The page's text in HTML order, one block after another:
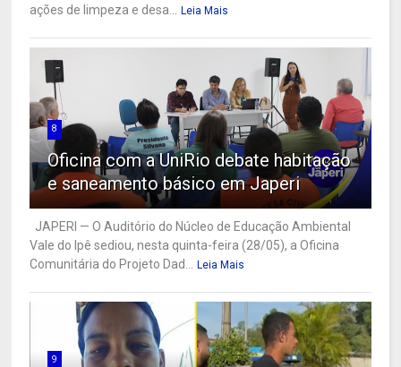
ações de limpeza e desa... Leia Mais
8
Oficina com a UniRio debate habitação
e saneamento básico em Japeri
JAPERI — O Auditório do Núcleo de Educação Ambiental
Vale do Ipê sediou, nesta quinta-feira (28/05), a Oficina
Comunitária do Projeto Dad... Leia Mais
9